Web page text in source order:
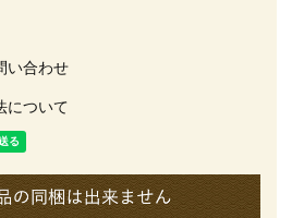
い合わせ
について